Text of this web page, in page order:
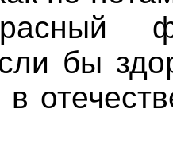
бы
в